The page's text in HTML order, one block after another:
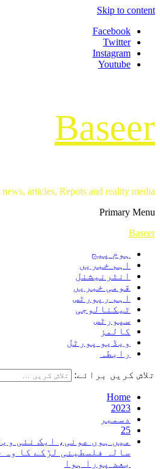
Skip to content
Facebook
Twitter
Instagram
Youtube
Baseer
news, articles, Repots and reality media
Primary Menu
Baseer
ہوم پیج
اہم خبریں
انٹرنیشنل
قومی خبریں
اہم رپورٹس
ٹیکنالوجی
سپورٹس
کالمز
ویڈیو پورٹل
رابطہ
تلاش کریں برائے:
Home
2023
دسمبر
25
سالہ فلسطینی لڑکے کا وہ
بعد پورا ہوا